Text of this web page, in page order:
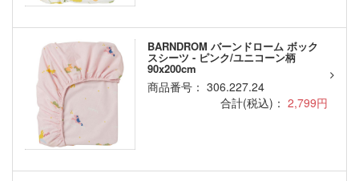
BARNDROM バーンドローム ボック
スシーツ - ピンク/ユニコーン柄
90x200cm
商品番号： 306.227.24
合計(税込)： 2,799円